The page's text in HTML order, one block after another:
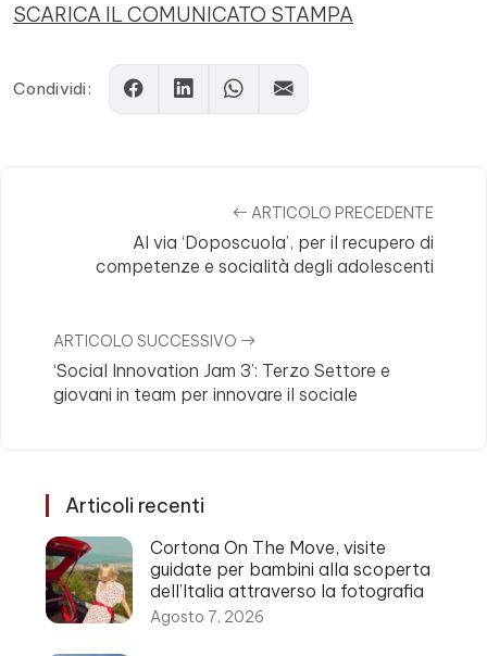
SCARICA IL COMUNICATO STAMPA
Condividi:
ARTICOLO PRECEDENTE
Al via ‘Doposcuola’, per il recupero di
competenze e socialità degli adolescenti
ARTICOLO SUCCESSIVO
‘Social Innovation Jam 3’: Terzo Settore e
giovani in team per innovare il sociale
Articoli recenti
Cortona On The Move, visite
guidate per bambini alla scoperta
dell’Italia attraverso la fotografia
Agosto 7, 2026